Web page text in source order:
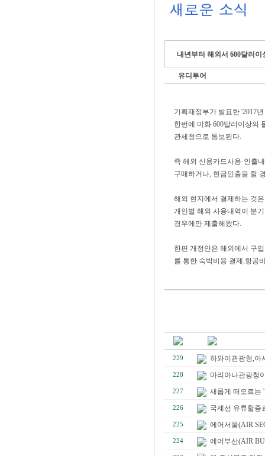
내년부터 해외서 600달러
유디투어
기획재정부가 발표한 '2017
한번에 미화 600달러이상의
관세청으로 통보된다.
즉 해외 신용카드사용·인출
구매하거나, 현금인출을 할
해외 현지에서 결제하는 것
개인별 해외 사용내역이 분
경우에만 제출해왔다.
한편 개정안은 해외에서 구
를 통한 숙박비용 결제,항공
229 하와이관광청,아
228 마리아나관광청
227 새롭게 떠오르는
226 국제선 유류할증
225 에어서울(AIR
224 에어부산(AIR